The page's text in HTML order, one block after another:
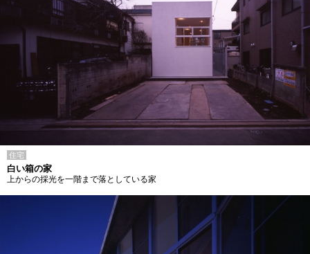
住宅
白い箱の家
上からの採光を一階まで落としている家